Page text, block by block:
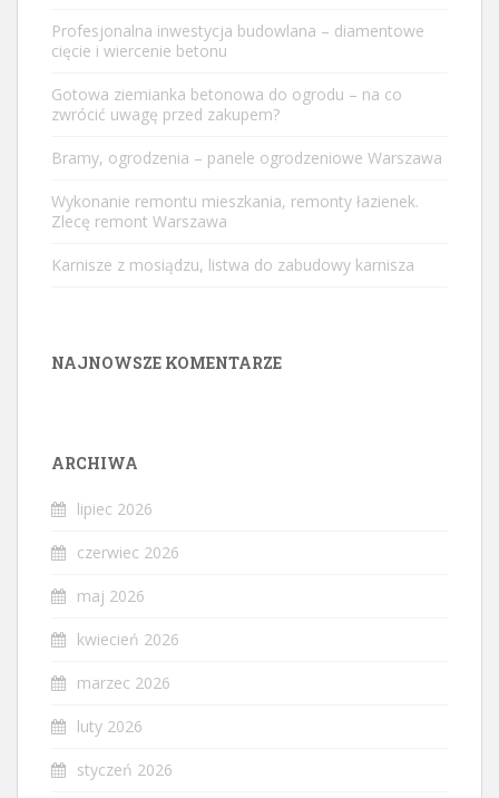
Profesjonalna inwestycja budowlana – diamentowe
cięcie i wiercenie betonu
Gotowa ziemianka betonowa do ogrodu – na co
zwrócić uwagę przed zakupem?
Bramy, ogrodzenia – panele ogrodzeniowe Warszawa
Wykonanie remontu mieszkania, remonty łazienek.
Zlecę remont Warszawa
Karnisze z mosiądzu, listwa do zabudowy karnisza
NAJNOWSZE KOMENTARZE
ARCHIWA
lipiec 2026
czerwiec 2026
maj 2026
kwiecień 2026
marzec 2026
luty 2026
styczeń 2026